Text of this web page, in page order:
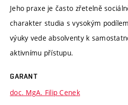
Jeho praxe je často zřetelně
charakter studia s vysokým
výuky vede absolventy k
aktivnímu přístupu.
GARANT
doc. MgA. Filip Cenek